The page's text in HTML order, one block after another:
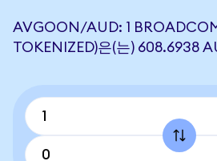
AVGOON/AUD: 1
TOKENIZED)은(는) 608.6938